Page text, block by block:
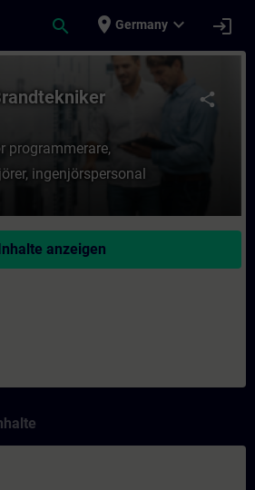
search place Germany expand_more login
för Brandtekniker -
share
programmerare,
ingenjörspersonal
anzeigen